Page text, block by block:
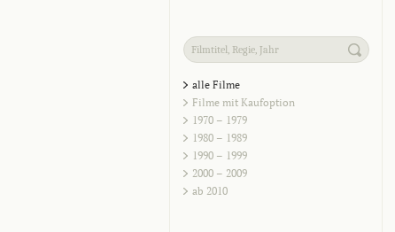
alle Filme
Filme mit Kaufoption
1970 – 1979
1980 – 1989
1990 – 1999
2000 – 2009
ab 2010